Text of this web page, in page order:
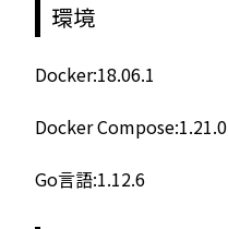
環境
Docker:18.06.1
Docker Compose:1.21.0
Go言語:1.12.6